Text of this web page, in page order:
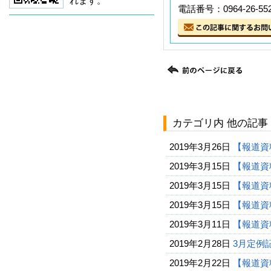
電話番号：0964-26-
カテゴリ内 他の記事
2019年3月26日
【報道
2019年3月15日
【報道
2019年3月15日
【報道
2019年3月15日
【報道
2019年3月11日
【報道
2019年2月28日 3月定例
2019年2月22日
【報道